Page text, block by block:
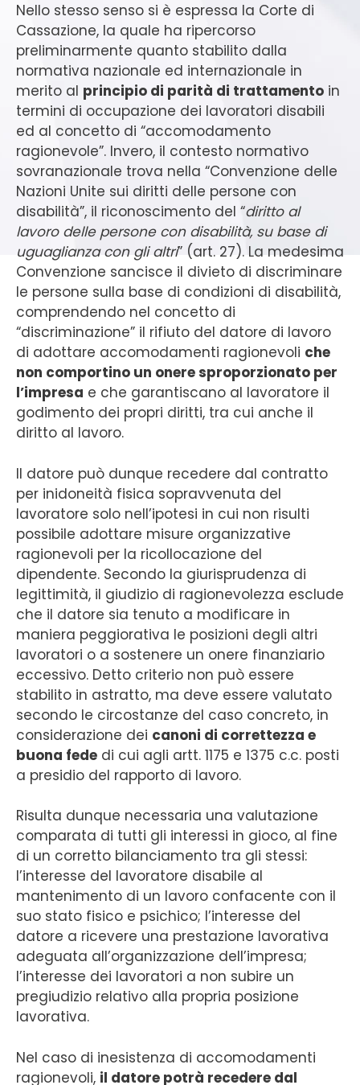
Nello stesso senso si è espressa la Corte di
Cassazione, la quale ha ripercorso
preliminarmente quanto stabilito dalla
normativa nazionale ed internazionale in
merito al principio di parità di trattamento in
termini di occupazione dei lavoratori disabili
ed al concetto di “accomodamento
ragionevole”. Invero, il contesto normativo
sovranazionale trova nella “Convenzione delle
Nazioni Unite sui diritti delle persone con
disabilità”, il riconoscimento del “diritto al
lavoro delle persone con disabilità, su base di
uguaglianza con gli altri” (art. 27). La medesima
Convenzione sancisce il divieto di discriminare
le persone sulla base di condizioni di disabilità,
comprendendo nel concetto di
“discriminazione” il rifiuto del datore di lavoro
di adottare accomodamenti ragionevoli che
non comportino un onere sproporzionato per
l’impresa e che garantiscano al lavoratore il
godimento dei propri diritti, tra cui anche il
diritto al lavoro.
Il datore può dunque recedere dal contratto
per inidoneità fisica sopravvenuta del
lavoratore solo nell’ipotesi in cui non risulti
possibile adottare misure organizzative
ragionevoli per la ricollocazione del
dipendente. Secondo la giurisprudenza di
legittimità, il giudizio di ragionevolezza esclude
che il datore sia tenuto a modificare in
maniera peggiorativa le posizioni degli altri
lavoratori o a sostenere un onere finanziario
eccessivo. Detto criterio non può essere
stabilito in astratto, ma deve essere valutato
secondo le circostanze del caso concreto, in
considerazione dei canoni di correttezza e
buona fede di cui agli artt. 1175 e 1375 c.c. posti
a presidio del rapporto di lavoro.
Risulta dunque necessaria una valutazione
comparata di tutti gli interessi in gioco, al fine
di un corretto bilanciamento tra gli stessi:
l’interesse del lavoratore disabile al
mantenimento di un lavoro confacente con il
suo stato fisico e psichico; l’interesse del
datore a ricevere una prestazione lavorativa
adeguata all’organizzazione dell’impresa;
l’interesse dei lavoratori a non subire un
pregiudizio relativo alla propria posizione
lavorativa.
Nel caso di inesistenza di accomodamenti
ragionevoli, il datore potrà recedere dal